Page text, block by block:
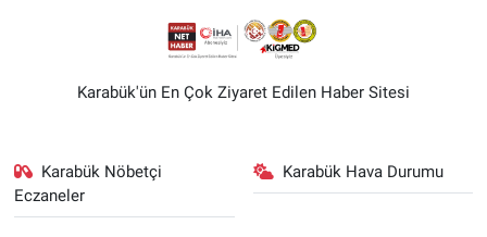
Karabük'ün En Çok Ziyaret Edilen Haber Sitesi
Karabük Nöbetçi
Eczaneler
Karabük Hava Durumu